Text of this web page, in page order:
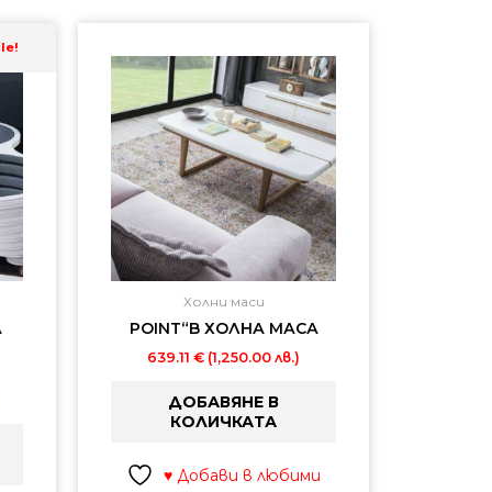
Холни маси
POINT“B ХОЛНА МАСА
639.11 € (1,250.00 лв.)
ДОБАВЯНЕ В
КОЛИЧКАТА
♥ Добави в любими